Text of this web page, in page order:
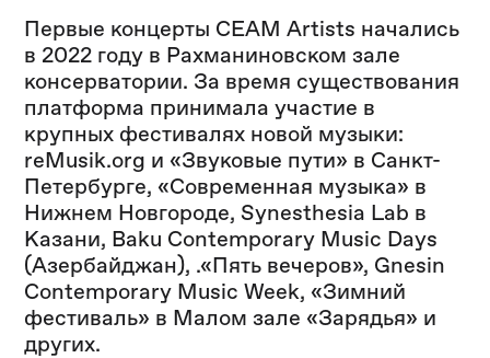
Первые концерты CEAM Artists начались
в 2022 году в Рахманиновском зале
консерватории. За время существования
платформа принимала участие в
крупных фестивалях новой музыки:
reMusik.org и «Звуковые пути» в Санкт-
Петербурге, «Современная музыка» в
Нижнем Новгороде, Synesthesia Lab в
Казани, Baku Contemporary Music Days
(Азербайджан), .«Пять вечеров», Gnesin
Contemporary Music Week, «Зимний
фестиваль» в Малом зале «Зарядья» и
других.